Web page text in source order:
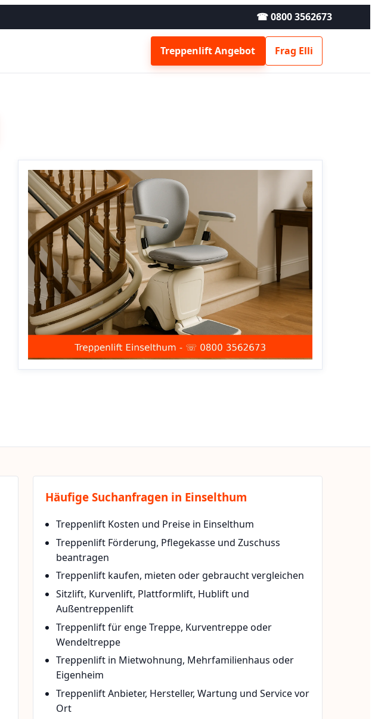
☎ 0800 3562673
Treppenlift Angebot Frag Elli
Häufige Suchanfragen in Einselthum
Treppenlift Kosten und Preise in Einselthum
Treppenlift Förderung, Pflegekasse und Zuschuss
beantragen
Treppenlift kaufen, mieten oder gebraucht vergleichen
Sitzlift, Kurvenlift, Plattformlift, Hublift und
Außentreppenlift
Treppenlift für enge Treppe, Kurventreppe oder
Wendeltreppe
Treppenlift in Mietwohnung, Mehrfamilienhaus oder
Eigenheim
Treppenlift Anbieter, Hersteller, Wartung und Service vor
Ort